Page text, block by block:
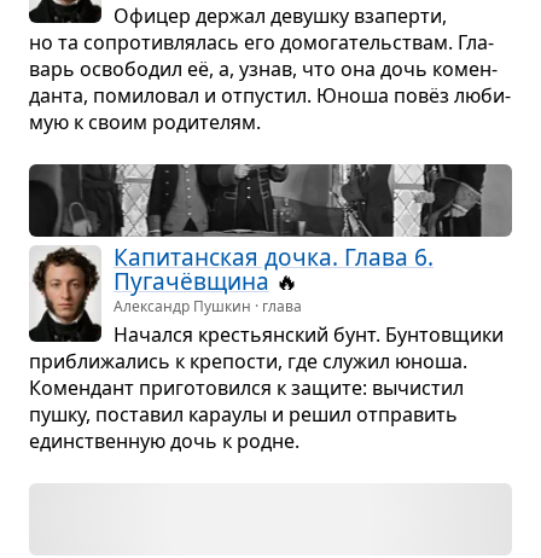
Офи­цер дер­жал девушку вза­перти,
но та сопро­тив­ля­лась его домо­га­тель­ствам. Гла­
варь осво­бо­дил её, а, узнав, что она дочь комен­
данта, поми­ло­вал и отпу­стил. Юноша повёз люби­
мую к своим роди­те­лям.
Капи­тан­ская дочка. Глава 6.
Пугачёв­щина 🔥
Александр Пушкин · глава
Начался кре­стьян­ский бунт. Бун­тов­щики
при­бли­жа­лись к кре­по­сти, где слу­жил юноша.
Комен­дант при­го­то­вился к защите: вычи­стил
пушку, поста­вил кара­улы и решил отпра­вить
един­ствен­ную дочь к родне.